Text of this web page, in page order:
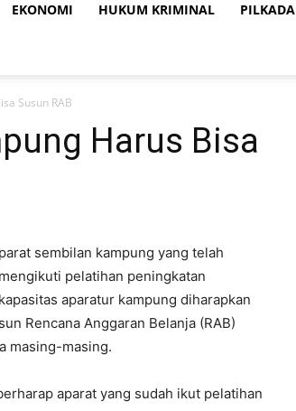
EKONOMI HUKUM KRIMINAL PILKADA
Susun RAB
Harus Bisa
parat sembilan kampung yang telah
mengikuti pelatihan peningkatan
kapasitas aparatur kampung diharapkan
Rencana Anggaran Belanja (RAB)
masing-masing.
aparat yang sudah ikut pelatihan